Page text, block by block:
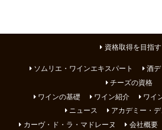
資格取得を目指す
ソムリエ・ワインエキスパート 酒デ
チーズの資格
ワインの基礎
ワイン紹介 ワイ
ニュース
アカデミー・
カーヴ・ド・ラ・マドレーヌ
会社概要